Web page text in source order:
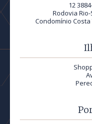
12
Rodovia Rio-
Condomínio Costa